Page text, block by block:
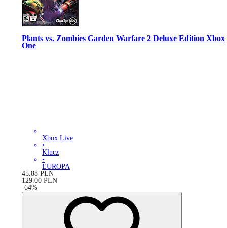
Plants vs. Zombies Garden Warfare 2 Deluxe Edition Xbox
One
Xbox Live
•
Klucz
•
EUROPA
45.88 PLN
129.00 PLN
-64%